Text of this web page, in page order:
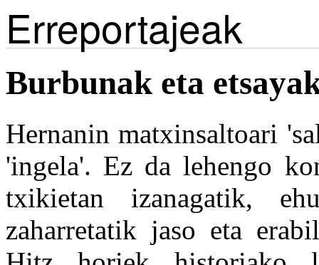
Erreportajeak
Burbunak eta
Hernanin matxinsaltoari
'ingela'. Ez da lehengo
txikietan izanagatik,
zaharretatik jaso eta